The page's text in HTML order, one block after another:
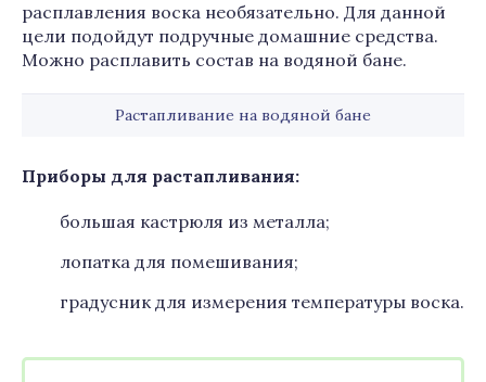
расплавления воска необязательно. Для данной
цели подойдут подручные домашние средства.
Можно расплавить состав на водяной бане.
Растапливание на водяной бане
Приборы для растапливания:
большая кастрюля из металла;
лопатка для помешивания;
градусник для измерения температуры воска.